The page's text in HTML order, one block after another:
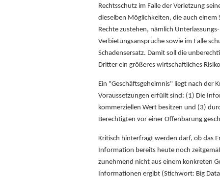
Rechtsschutz im Falle der Verletzung
dieselben Möglichkeiten, die auch einem
Rechte zustehen, nämlich
Verbietungsansprüche sowie im Falle
Schadensersatz. Damit soll die
Dritter ein größeres wirtschaftliches
Ein "Geschäftsgeheimnis" liegt nach der
Voraussetzungen erfüllt sind: (1) Die
kommerziellen Wert besitzen und (3)
Berechtigten vor einer Offenbarung
Kritisch hinterfragt werden darf, ob das
Information bereits heute noch
zunehmend nicht aus einem konkreten
Informationen ergibt (Stichwort: Big